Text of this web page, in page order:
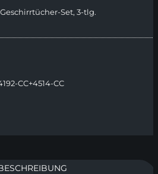
Set, 3-tlg.
CC+4514-CC